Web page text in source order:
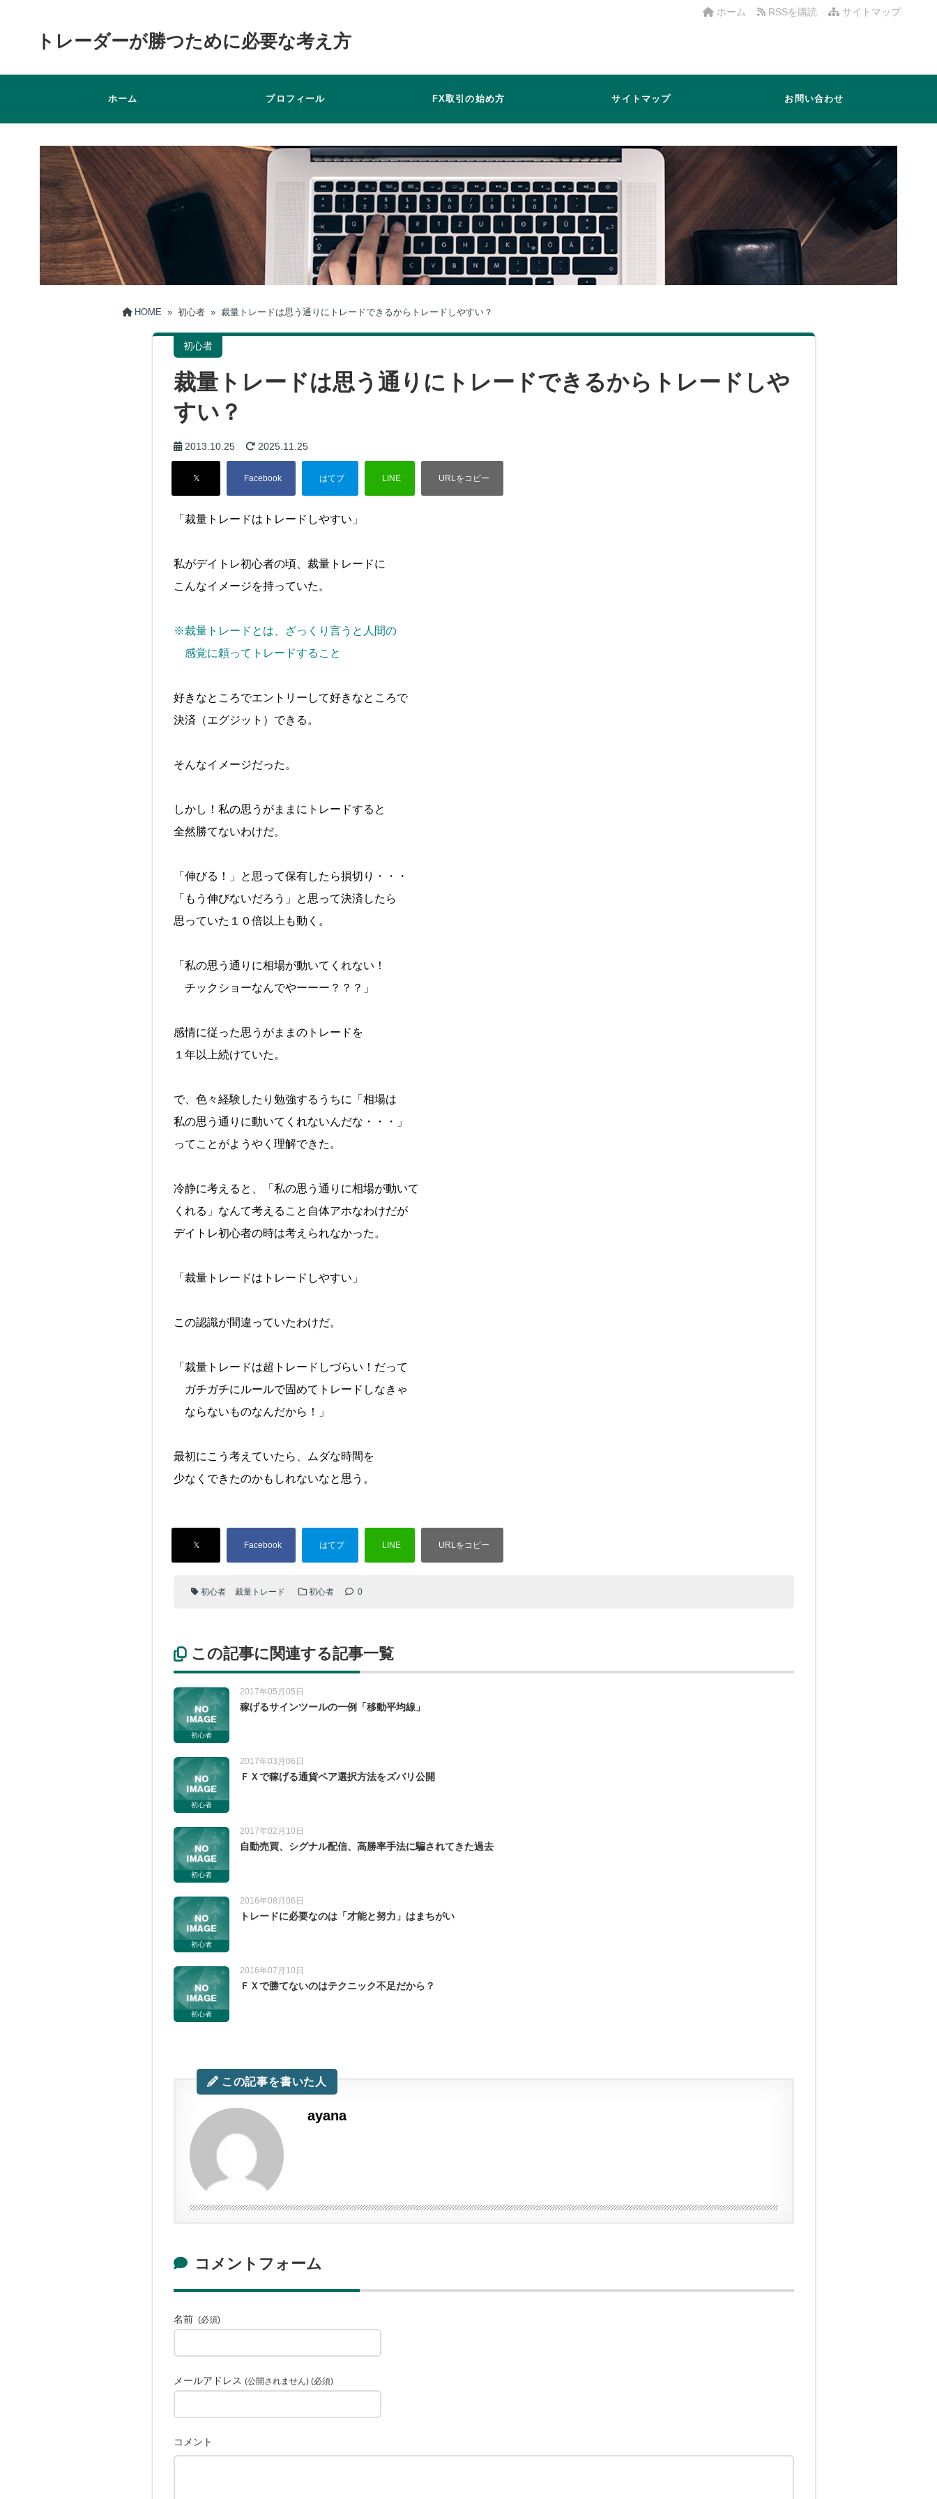
サイトマップ
RSSを購読
ホーム
トレーダーが勝つために必要な考え方
ホーム プロフィール FX取引の始め方 サイトマップ お問い合わせ
HOME » 初心者 » 裁量トレードは思う通りにトレードできるからトレードしやすい？
初心者
裁量トレードは思う通りにトレードできるからトレードしや
すい？
2013.10.25 2025.11.25
「裁量トレードはトレードしやすい」
私がデイトレ初心者の頃、裁量トレードに
こんなイメージを持っていた。
※裁量トレードとは、ざっくり言うと人間の
感覚に頼ってトレードすること
好きなところでエントリーして好きなところで
決済（エグジット）できる。
そんなイメージだった。
しかし！私の思うがままにトレードすると
全然勝てないわけだ。
「伸びる！」と思って保有したら損切り・・・
「もう伸びないだろう」と思って決済したら
思っていた１０倍以上も動く。
「私の思う通りに相場が動いてくれない！
チックショーなんでやーーー？？？」
感情に従った思うがままのトレードを
１年以上続けていた。
で、色々経験したり勉強するうちに「相場は
私の思う通りに動いてくれないんだな・・・」
ってことがようやく理解できた。
冷静に考えると、「私の思う通りに相場が動いて
くれる」なんて考えること自体アホなわけだが
デイトレ初心者の時は考えられなかった。
「裁量トレードはトレードしやすい」
この認識が間違っていたわけだ。
「裁量トレードは超トレードしづらい！だって
ガチガチにルールで固めてトレードしなきゃ
ならないものなんだから！」
最初にこう考えていたら、ムダな時間を
少なくできたのかもしれないなと思う。
初心者 裁量トレード 初心者 0
この記事に関連する記事一覧
初心者
2017年05月05日
稼げるサインツールの一例「移動平均線」
初心者
2017年03月06日
ＦＸで稼げる通貨ペア選択方法をズバリ公開
初心者
2017年02月10日
自動売買、シグナル配信、高勝率手法に騙されてきた過去
初心者
2016年08月06日
トレードに必要なのは「才能と努力」はまちがい
初心者
2016年07月10日
ＦＸで勝てないのはテクニック不足だから？
この記事を書いた人
ayana
コメントフォーム
名前 (必須)
メールアドレス (公開されません) (必須)
コメント